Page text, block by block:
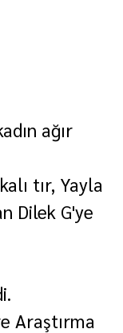
ağır
tır, Yayla
Dilek G'ye
Araştırma